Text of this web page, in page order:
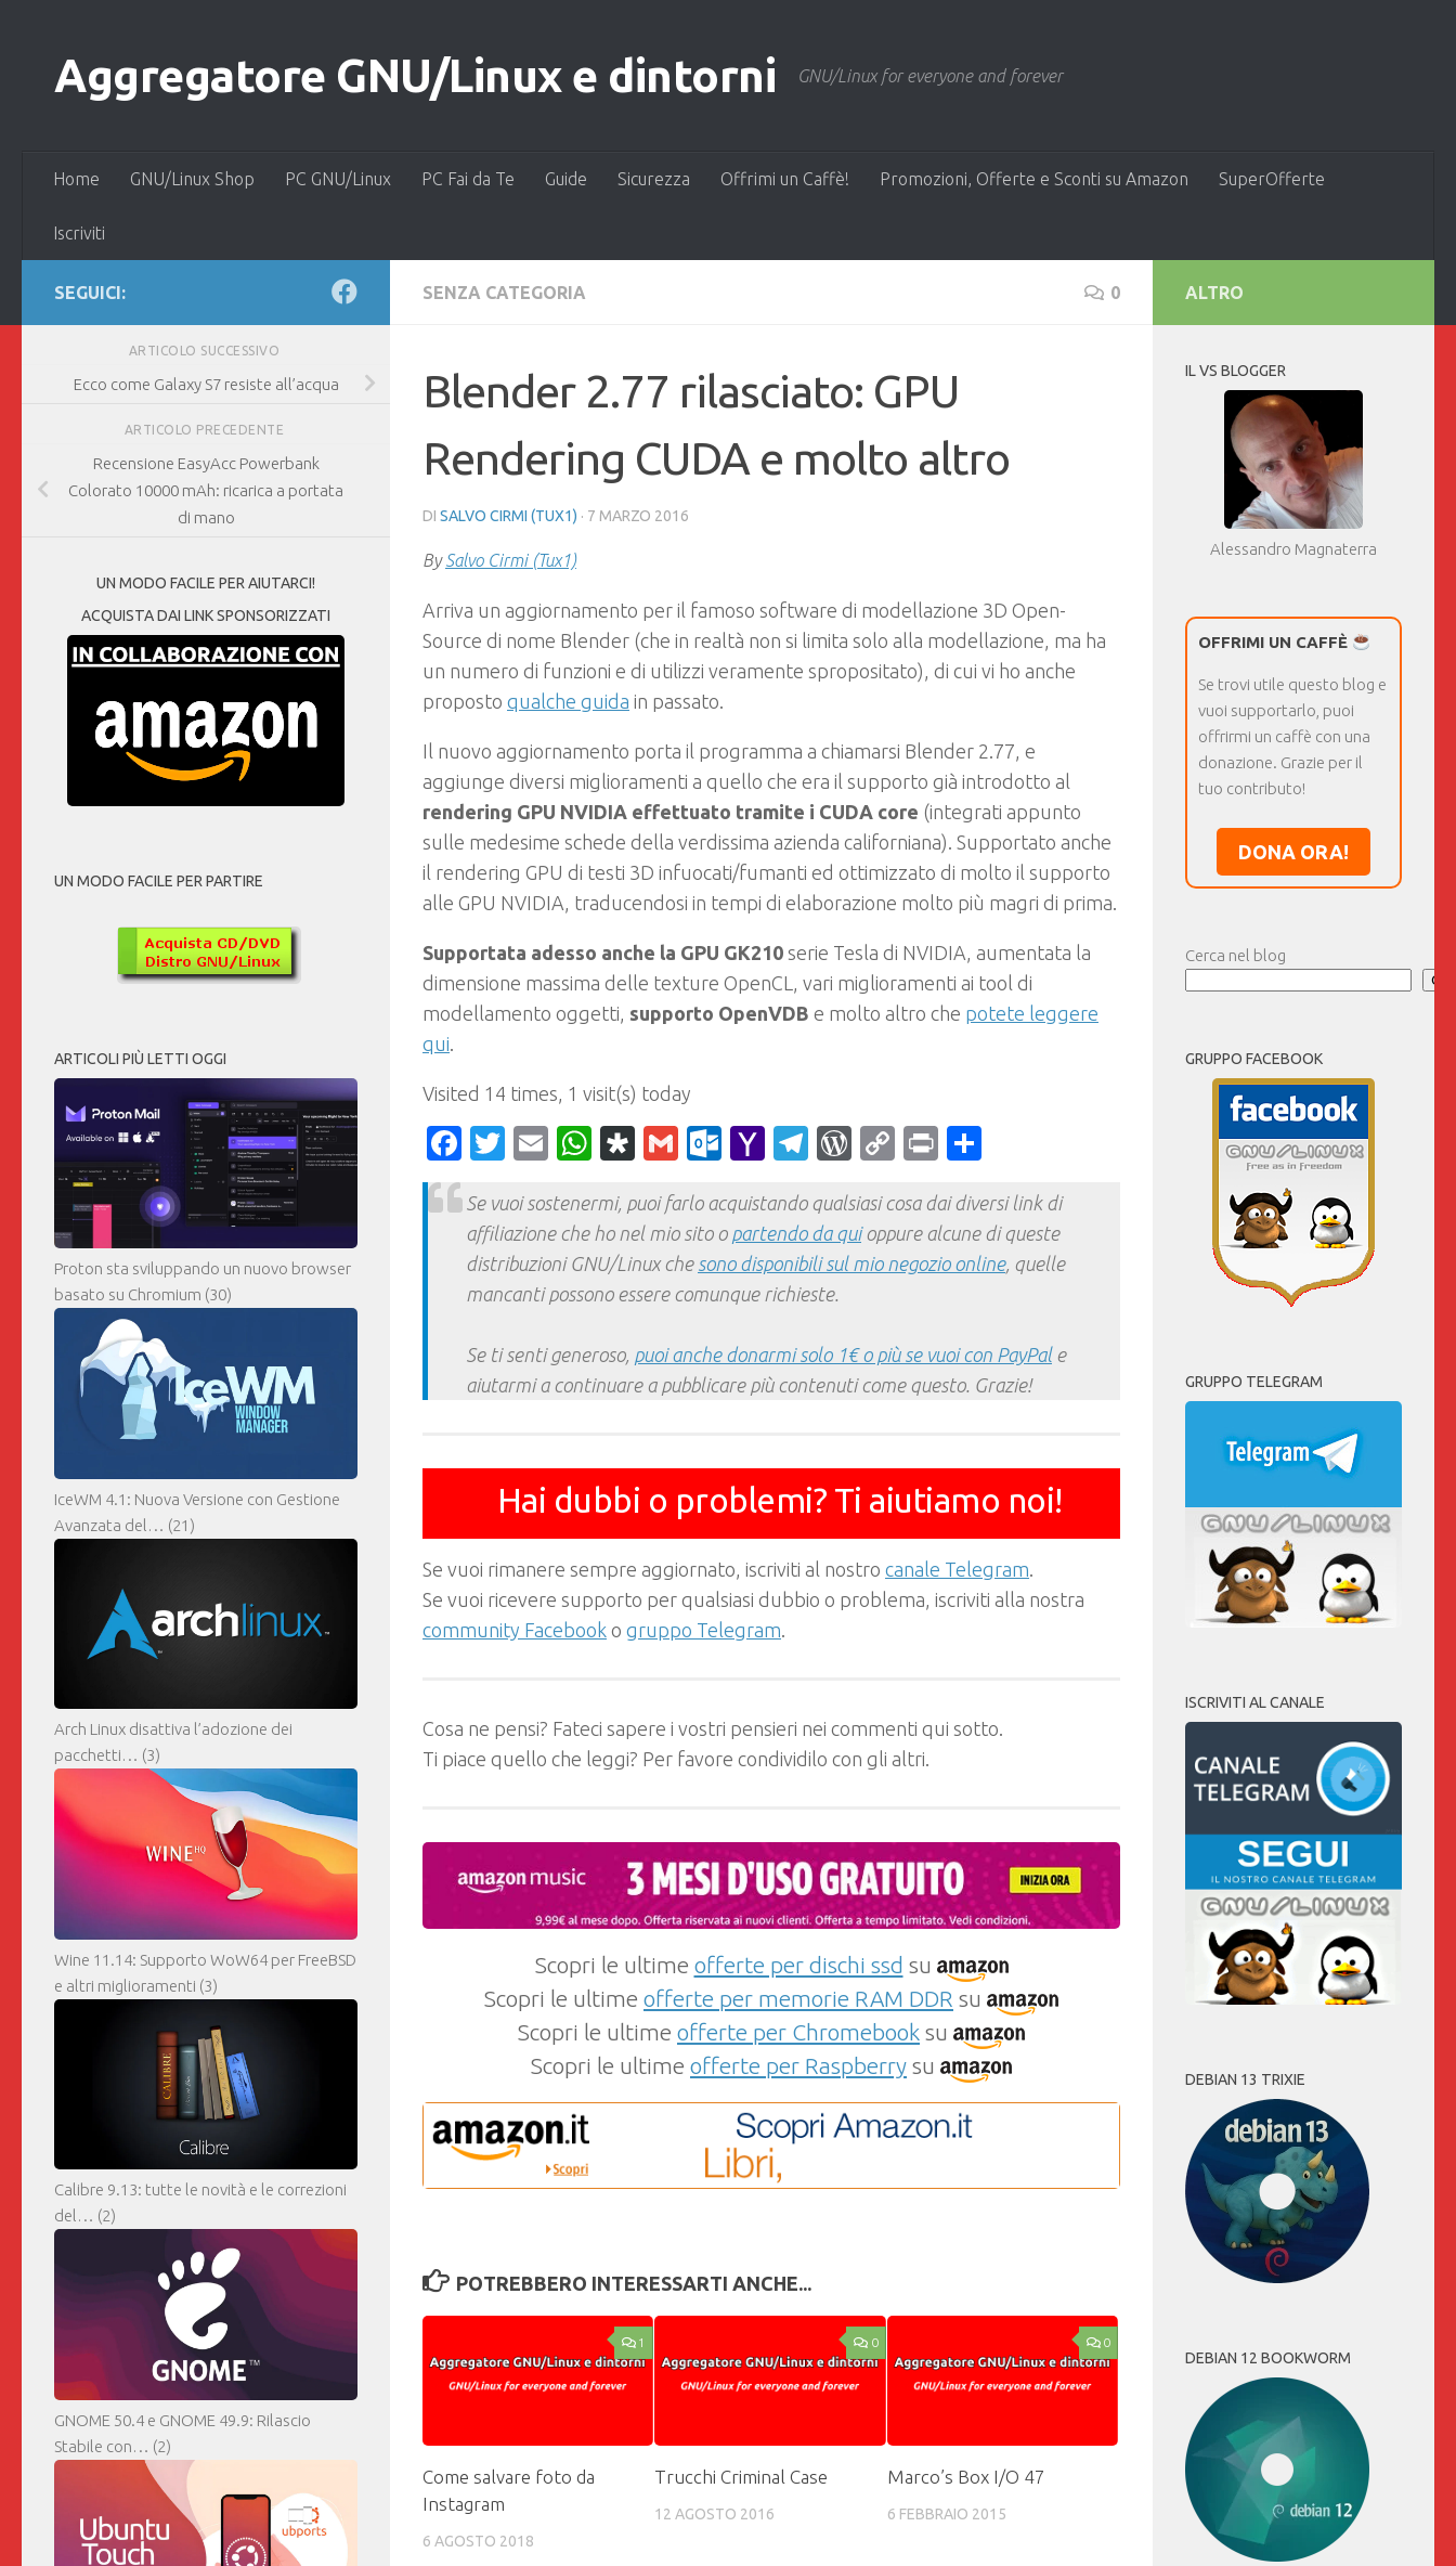
Aggregatore GNU/Linux e dintorni GNU/Linux for everyone and forever
Home GNU/Linux Shop PC GNU/Linux PC Fai da Te Guide Sicurezza Offrimi un Caffè! Promozioni, Offerte e Sconti su Amazon SuperOfferte
Iscriviti
SENZA CATEGORIA 0
Blender 2.77 rilasciato: GPU
Rendering CUDA e molto altro
DI SALVO CIRMI (TUX1) · 7 MARZO 2016
BySalvo Cirmi (Tux1)
Arriva un aggiornamento per il famoso software di modellazione 3D Open-
Source di nome Blender (che in realtà non si limita solo alla modellazione, ma ha
un numero di funzioni e di utilizzi veramente spropositato), di cui vi ho anche
proposto qualche guida in passato.
Il nuovo aggiornamento porta il programma a chiamarsi Blender 2.77, e
aggiunge diversi miglioramenti a quello che era il supporto già introdotto al
rendering GPU NVIDIA effettuato tramite i CUDA core (integrati appunto
sulle medesime schede della verdissima azienda californiana). Supportato anche
il rendering GPU di testi 3D infuocati/fumanti ed ottimizzato di molto il supporto
alle GPU NVIDIA, traducendosi in tempi di elaborazione molto più magri di prima.
Supportata adesso anche la GPU GK210 serie Tesla di NVIDIA, aumentata la
dimensione massima delle texture OpenCL, vari miglioramenti ai tool di
modellamento oggetti, supporto OpenVDB e molto altro che potete leggere
qui.
Visited 14 times, 1 visit(s) today
Facebook
Twitter
EmailWhatsApp
Diaspora
GmailOutlook.com
YahooTelegram
WordPress
CopyPrint
Se vuoi sostenermi, puoi farlo acquistando qualsiasi cosa dai diversi link di
affiliazione che ho nel mio sito o partendo da quioppure alcune di queste
distribuzioni GNU/Linux che sono disponibili sul mio negozio online, quelle
mancanti possono essere comunque richieste.
Se ti senti generoso, puoi anche donarmi solo 1€ o più se vuoi con PayPale
aiutarmi a continuare a pubblicare più contenuti come questo. Grazie!
Hai dubbi o problemi? Ti aiutiamo noi!
Se vuoi rimanere sempre aggiornato, iscriviti al nostro canale Telegram.
Se vuoi ricevere supporto per qualsiasi dubbio o problema, iscriviti alla nostra
community Facebook o gruppo Telegram.
Cosa ne pensi? Fateci sapere i vostri pensieri nei commenti qui sotto.
Ti piace quello che leggi? Per favore condividilo con gli altri.
Scopri le ultime offerte per dischi ssd su
Scopri le ultime offerte per memorie RAM DDR su
Scopri le ultime offerte per Chromebook su
Scopri le ultime offerte per Raspberry su
POTREBBERO INTERESSARTI ANCHE...
1
Come salvare foto da
Instagram
6 AGOSTO 2018
0
Trucchi Criminal Case
12 AGOSTO 2016
0
Marco’s Box I/O 47
6 FEBBRAIO 2015
SEGUICI:
ARTICOLO SUCCESSIVO
Ecco come Galaxy S7 resiste all’acqua
ARTICOLO PRECEDENTE
Recensione EasyAcc Powerbank
Colorato 10000 mAh: ricarica a portata
di mano
UN MODO FACILE PER AIUTARCI!
ACQUISTA DAI LINK SPONSORIZZATI
UN MODO FACILE PER PARTIRE
ARTICOLI PIÙ LETTI OGGI
Proton sta sviluppando un nuovo browser
basato su Chromium (30)
IceWM 4.1: Nuova Versione con Gestione
Avanzata del… (21)
Arch Linux disattiva l’adozione dei
pacchetti… (3)
Wine 11.14: Supporto WoW64 per FreeBSD
e altri miglioramenti (3)
Calibre 9.13: tutte le novità e le correzioni
del… (2)
GNOME 50.4 e GNOME 49.9: Rilascio
Stabile con… (2)
ALTRO
IL VS BLOGGER
Alessandro Magnaterra
OFFRIMI UN CAFFÈ
Se trovi utile questo blog e
vuoi supportarlo, puoi
offrirmi un caffè con una
donazione. Grazie per il
tuo contributo!
DONA ORA!
Cerca nel blog
GRUPPO FACEBOOK
GRUPPO TELEGRAM
ISCRIVITI AL CANALE
DEBIAN 13 TRIXIE
DEBIAN 12 BOOKWORM